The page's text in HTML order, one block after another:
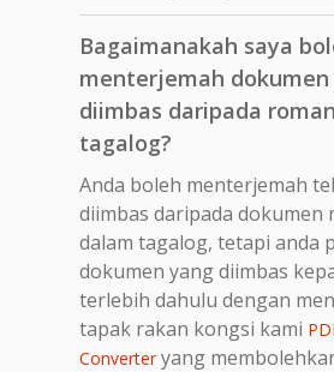
Bagaimanakah saya
menterjemah dokumen
diimbas daripada
tagalog?
Anda boleh menterjemah
diimbas daripada dokumen
dalam tagalog, tetapi anda
dokumen yang diimbas
terlebih dahulu dengan
tapak rakan kongsi kami
Converteryang